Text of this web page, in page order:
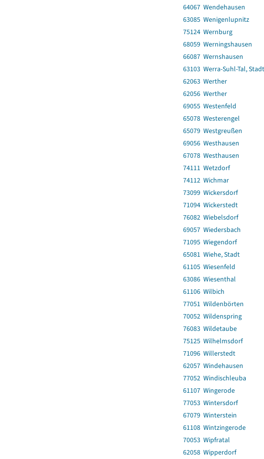
64067 Wendehausen
63085 Wenigenlupnitz
75124 Wernburg
68059 Werningshausen
66087 Wernshausen
63103 Werra-Suhl-Tal, Stadt
62063 Werther
62056 Werther
69055 Westenfeld
65078 Westerengel
65079 Westgreußen
69056 Westhausen
67078 Westhausen
74111 Wetzdorf
74112 Wichmar
73099 Wickersdorf
71094 Wickerstedt
76082 Wiebelsdorf
69057 Wiedersbach
71095 Wiegendorf
65081 Wiehe, Stadt
61105 Wiesenfeld
63086 Wiesenthal
61106 Wilbich
77051 Wildenbörten
70052 Wildenspring
76083 Wildetaube
75125 Wilhelmsdorf
71096 Willerstedt
62057 Windehausen
77052 Windischleuba
61107 Wingerode
77053 Wintersdorf
67079 Winterstein
61108 Wintzingerode
70053 Wipfratal
62058 Wipperdorf